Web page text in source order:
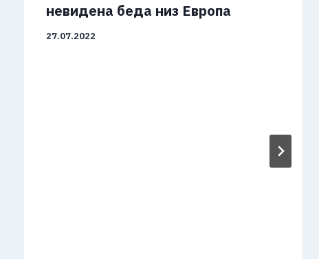
невидена беда низ Европа
27.07.2022